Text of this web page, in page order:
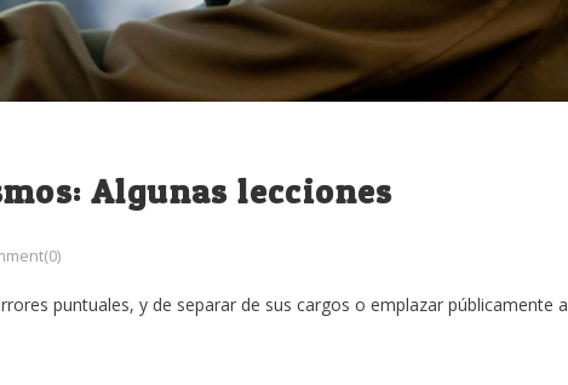
Algunas lecciones
puntuales, y de separar de sus cargos o emplazar públicamente a